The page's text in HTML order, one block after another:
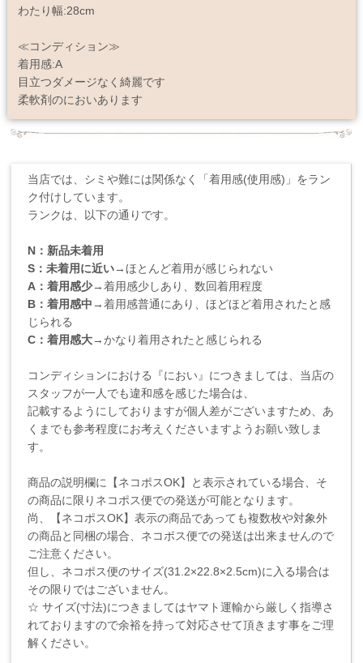
わたり幅:28cm
≪コンディション≫
着用感:A
目立つダメージなく綺麗です
柔軟剤のにおいあります
当店では、シミや難には関係なく「着用感(使用感)」をラン
ク付けしています。
ランクは、以下の通りです。
N：新品未着用
S：未着用に近い→ほとんど着用が感じられない
A：着用感少→着用感少しあり、数回着用程度
B：着用感中→着用感普通にあり、ほどほど着用されたと感
じられる
C：着用感大→かなり着用されたと感じられる
コンディションにおける『におい』につきましては、当店の
スタッフが一人でも違和感を感じた場合は、
記載するようにしておりますが個人差がございますため、あ
くまでも参考程度にお考えくださいますようお願い致しま
す。
商品の説明欄に【ネコポスOK】と表示されている場合、そ
の商品に限りネコポス便での発送が可能となります。
尚、【ネコポスOK】表示の商品であっても複数枚や対象外
の商品と同梱の場合、ネコポス便での発送は出来ませんので
ご注意ください。
但し、ネコポス便のサイズ(31.2×22.8×2.5cm)に入る場合は
その限りではございません。
☆ サイズ(寸法)につきましてはヤマト運輸から厳しく指導さ
れておりますので余裕を持って対応させて頂きます事をご理
解ください。